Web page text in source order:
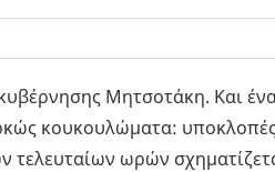
Μητσοτάκη. Και
κουκουλώματα:
τελευταίων ωρών